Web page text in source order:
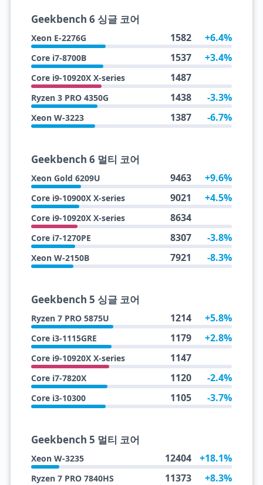
Geekbench 6 싱글 코어
Xeon E-2276G 1582 +6.4%
Core i7-8700B 1537 +3.4%
Core i9-10920X X-series 1487
Ryzen 3 PRO 4350G 1438 -3.3%
Xeon W-3223 1387 -6.7%
Geekbench 6 멀티 코어
Xeon Gold 6209U 9463 +9.6%
Core i9-10900X X-series 9021 +4.5%
Core i9-10920X X-series 8634
Core i7-1270PE 8307 -3.8%
Xeon W-2150B 7921 -8.3%
Geekbench 5 싱글 코어
Ryzen 7 PRO 5875U 1214 +5.8%
Core i3-1115GRE 1179 +2.8%
Core i9-10920X X-series 1147
Core i7-7820X 1120 -2.4%
Core i3-10300 1105 -3.7%
Geekbench 5 멀티 코어
Xeon W-3235 12404 +18.1%
Ryzen 7 PRO 7840HS 11373 +8.3%